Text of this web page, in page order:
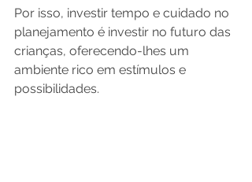
Por isso, investir tempo e cuidado no
planejamento é investir no futuro das
crianças, oferecendo-lhes um
ambiente rico em estímulos e
possibilidades.